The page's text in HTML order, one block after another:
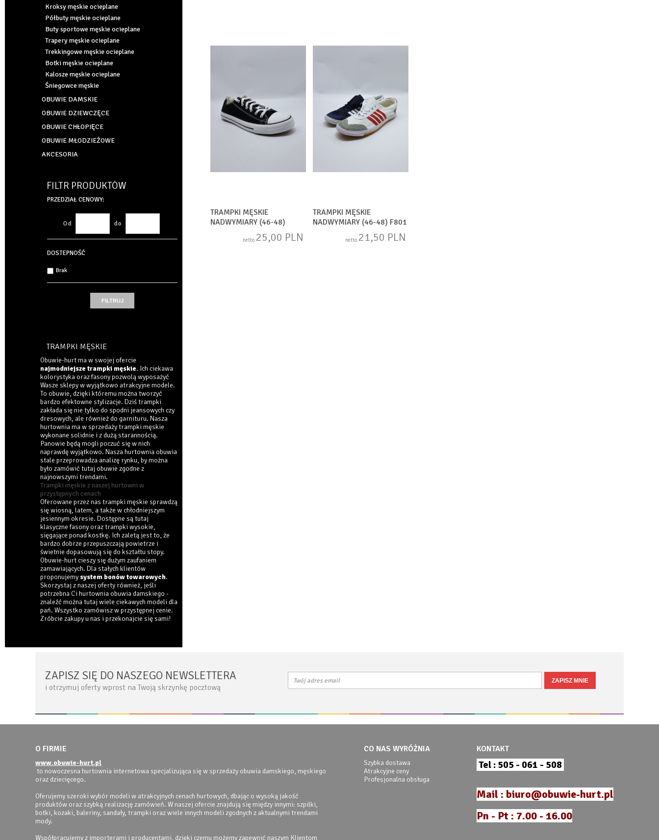
Kroksy męskie ocieplane
Półbuty męskie ocieplane
Buty sportowe męskie ocieplane
Trapery męskie ocieplane
Trekkingowe męskie ocieplane
Botki męskie ocieplane
Kalosze męskie ocieplane
Śniegowce męskie
OBUWIE DAMSKIE
OBUWIE DZIEWCZĘCE
OBUWIE CHŁOPIĘCE
OBUWIE MŁODZIEŻOWE
AKCESORIA
FILTR PRODUKTÓW
PRZEDZIAŁ CENOWY:
Od do
DOSTEPNOŚĆ
Brak
TRAMPKI MĘSKIE
Obuwie-hurt ma w swojej ofercie
najmodniejsze trampki męskie. Ich ciekawa
kolorystyka oraz fasony pozwolą wyposażyć
Wasze sklepy w wyjątkowo atrakcyjne modele.
To obuwie, dzięki któremu można tworzyć
bardzo efektowne stylizacje. Dziś trampki
zakłada się nie tylko do spodni jeansowych czy
dresowych, ale również do garnituru. Nasza
hurtownia ma w sprzedaży trampki męskie
wykonane solidnie i z dużą starannością.
Panowie będą mogli poczuć się w nich
naprawdę wyjątkowo. Naszahurtownia obuwia
stale przeprowadza analizę rynku, by można
było zamówić tutaj obuwie zgodne z
najnowszymi trendami.
Trampki męskie z naszej hurtowni w
przystępnych cenach
Oferowane przez nas trampki męskie sprawdzą
się wiosną, latem, a także w chłodniejszym
jesiennym okresie. Dostępne są tutaj
klasyczne fasony oraz trampki wysokie,
sięgające ponad kostkę. Ich zaletą jest to, że
bardzo dobrze przepuszczają powietrze i
świetnie dopasowują się do kształtu stopy.
Obuwie-hurt cieszy się dużym zaufaniem
zamawiających. Dla stałych klientów
proponujemy system bonów towarowych.
Skorzystaj z naszej oferty również, jeśli
potrzebna Ci hurtownia obuwia damskiego -
znaleźć można tutaj wiele ciekawych modeli dla
pań. Wszystko zamówisz w przystępnej cenie.
Zróbcie zakupy u nas i przekonajcie się sami!
TRAMPKI MĘSKIE
NADWYMIARY (46-48)
3917-12BLUE
netto 25,00 PLN
TRAMPKI MĘSKIE
NADWYMIARY (46-48) F801
netto 21,50 PLN
ZAPISZ SIĘ DO NASZEGO NEWSLETTERA
i otrzymuj oferty wprost na Twoją skrzynkę pocztową
O FIRMIE
www.obuwie-hurt.pl
to nowoczesna hurtownia internetowa specjalizująca się w sprzedaży obuwia damskiego, męskiego
oraz dziecięcego.
Oferujemy szeroki wybór modeli w atrakcyjnych cenach hurtowych, dbając o wysoką jakość
produktów oraz szybką realizację zamówień. W naszej ofercie znajdują się między innymi: szpilki,
botki, kozaki, baleriny, sandały, trampki oraz wiele innych modeli zgodnych z aktualnymi trendami
mody.
Współpracujemy z importerami i producentami, dzięki czemu możemy zapewnić naszym Klientom
CO NAS WYRÓŻNIA
Szybka dostawa
Atrakcyjne ceny
Profesjonalna obsługa
KONTAKT
Tel : 505 - 061 - 508
Mail : biuro@obuwie-hurt.pl
Pn - Pt : 7.00 - 16.00